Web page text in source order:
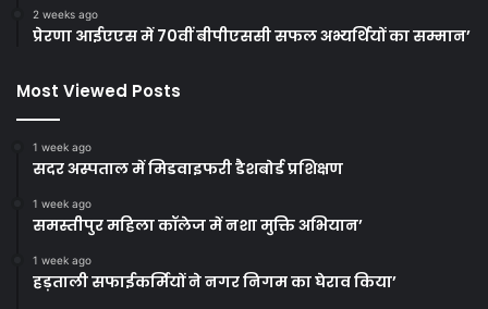
2 weeks ago
प्रेरणा आईएएस में 70वीं बीपीएससी सफल अभ्यर्थियों का सम्मान’
Most Viewed Posts
1 week ago
सदर अस्पताल में मिडवाइफरी डैशबोर्ड प्रशिक्षण
1 week ago
समस्तीपुर महिला कॉलेज में नशा मुक्ति अभियान’
1 week ago
हड़ताली सफाईकर्मियों ने नगर निगम का घेराव किया’